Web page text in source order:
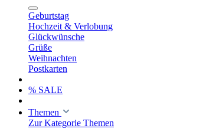
Geburtstag
Hochzeit & Verlobung
Glückwünsche
Grüße
Weihnachten
Postkarten
% SALE
Themen
Zur Kategorie Themen